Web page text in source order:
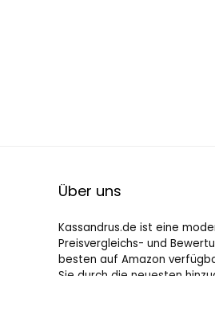
Über uns
Kassandrus.de ist eine
Preisvergleichs- und
besten auf Amazon
Sie durch die neuesten